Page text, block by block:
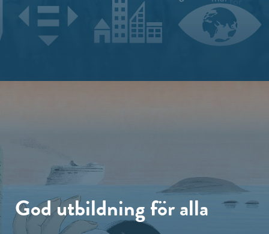
för oss som ett
ramverk
Godutbildningföralla